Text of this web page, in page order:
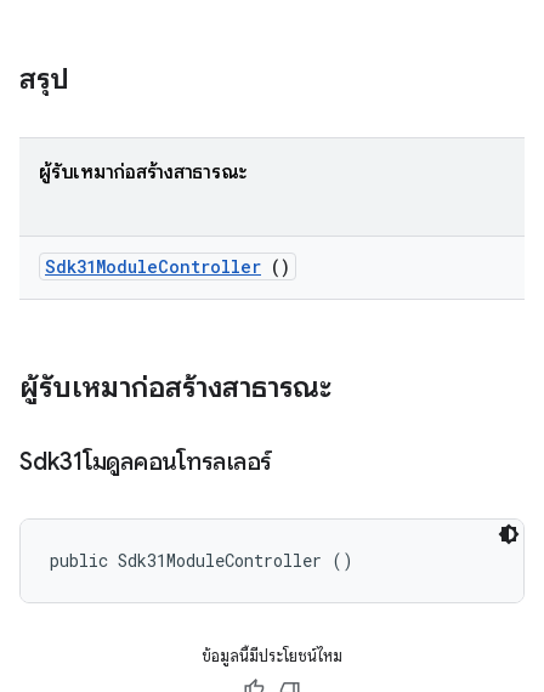
สรุป
ผู้รับเหมาก่อสร้างสาธารณะ
Sdk31ModuleController ()
ผู้รับเหมาก่อสร้างสาธารณะ
Sdk31โมดูลคอนโทรลเลอร์
public Sdk31ModuleController ()
ข้อมูลนี้มีประโยชน์ไหม